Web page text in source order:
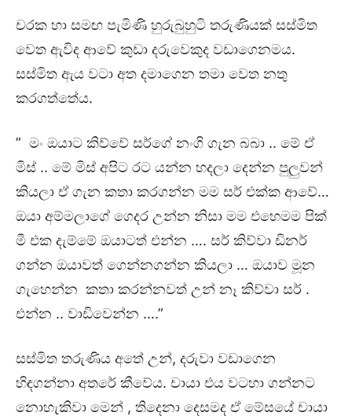
චරක හා සමඟ පැමිණි හුරුබුහුටි තරුණියක් සස්මිත
වෙත ඇවිද ආවේ කුඩා දරුවෙකුද වඩාගෙනමය.
සස්මිත ඇය වටා අත දමාගෙන තමා වෙත නතු
කරගත්තේය.
” මං ඔයාට කිව්වේ සර්ගේ නංගි ගැන බබා .. මේ ඒ
මිස් .. මේ මිස් අපිට රට යන්න හදලා දෙන්න පුලුවන්
කියලා ඒ ගැන කතා කරගන්න මම සර් එක්ක ආවේ…
ඔයා අම්මලාගේ ගෙදර උන්න නිසා මම එහෙමම පික්
මී එක දැම්මේ ඔයාටත් එන්න …. සර් කිව්වා ඩිනර්
ගන්න ඔයාවත් ගෙන්නගන්න කියලා … ඔයාව මූන
ගැහෙන්න කතා කරන්නවත් උන් නෑ කිව්වා සර් .
එන්න .. වාඩිවෙන්න ….”
සස්මිත තරුණිය අතේ උන්, දරුවා වඩාගෙන
හිඳගන්නා අතරේ කීවේය. චායා එය වටහා ගන්නට
නොහැකිවා මෙන් , තිදෙනා දෙසමද ඒ මේසයේ චායා